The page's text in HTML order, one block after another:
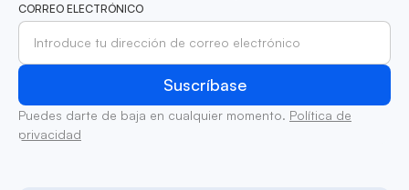
CORREO ELECTRÓNICO
Puedes darte de baja en cualquier momento. Política de
privacidad